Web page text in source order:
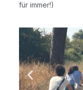
für immer!)